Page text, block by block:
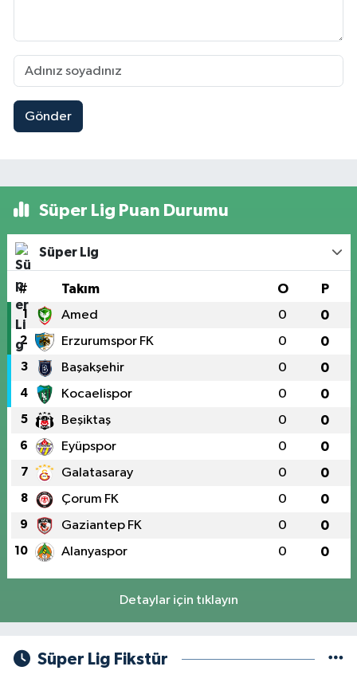
Gönder
Süper Lig Puan Durumu
Süper Lig
# Takım O P
1 Amed 0 0
2 Erzurumspor FK 0 0
3 Başakşehir 0 0
4 Kocaelispor 0 0
5 Beşiktaş 0 0
6 Eyüpspor 0 0
7 Galatasaray 0 0
8 Çorum FK 0 0
9 Gaziantep FK 0 0
10 Alanyaspor 0 0
Detaylar için tıklayın
Süper Lig Fikstür